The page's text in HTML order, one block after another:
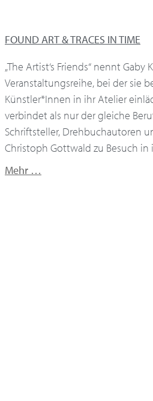
FOUND ART & TRACES IN TIME
„The Artist‘s Friends“ nennt Gaby
Veranstaltungsreihe, bei der sie
Künstler*Innen in ihr Atelier
verbindet als nur der gleiche
Schriftsteller, Drehbuchautoren
Christoph Gottwald zu Besuch in
Mehr …